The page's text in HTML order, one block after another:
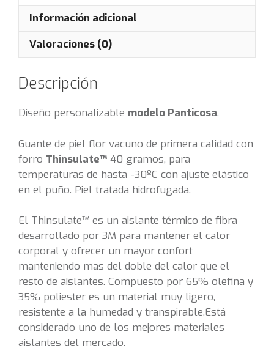
Información adicional
Valoraciones (0)
Descripción
Diseño personalizable modelo Panticosa.
Guante de piel flor vacuno de primera calidad con
forro Thinsulate™ 40 gramos, para
temperaturas de hasta -30ºC con ajuste elástico
en el puño. Piel tratada hidrofugada.
El Thinsulate™ es un aislante térmico de fibra
desarrollado por 3M para mantener el calor
corporal y ofrecer un mayor confort
manteniendo mas del doble del calor que el
resto de aislantes. Compuesto por 65% olefina y
35% poliester es un material muy ligero,
resistente a la humedad y transpirable.Está
considerado uno de los mejores materiales
aislantes del mercado.